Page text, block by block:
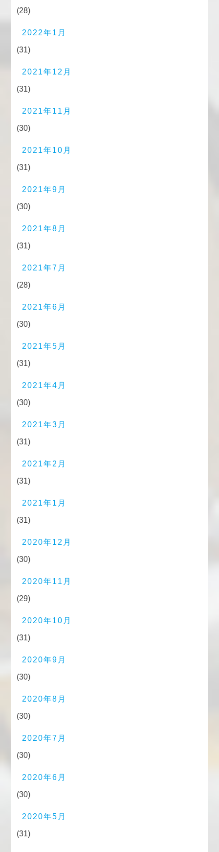
(28)
2022年1月
(31)
2021年12月
(31)
2021年11月
(30)
2021年10月
(31)
2021年9月
(30)
2021年8月
(31)
2021年7月
(28)
2021年6月
(30)
2021年5月
(31)
2021年4月
(30)
2021年3月
(31)
2021年2月
(31)
2021年1月
(31)
2020年12月
(30)
2020年11月
(29)
2020年10月
(31)
2020年9月
(30)
2020年8月
(30)
2020年7月
(30)
2020年6月
(30)
2020年5月
(31)